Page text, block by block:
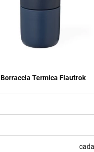
Borraccia Termica Flautrok